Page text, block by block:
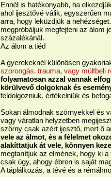
Ennél is hatékonyabb, ha
ahol ijesztővé válik, egyszerűen
arra, hogy leküzdjük a
megpróbáljuk megfejteni az álom
százalékánál.
Az álom a tiéd
A gyerekeknél különösen
szorongás, trauma, vagy múltbeli
folyamatosan azzal vannak
körülvevő dolgoknak és
feldolgozniuk, értékelniük és
Sokan álmodnak szörnyekkel és
vagy váratlan helyzetben
szörny csak azért ijesztő, mert ő
vele az álmot, és a félelmet
alakíttatjuk át vele, könnyen
megtanítjuk az elmének, hogy ki
csak úgy, ahogy ébren is saját
A táplálkozás, a tévé és a